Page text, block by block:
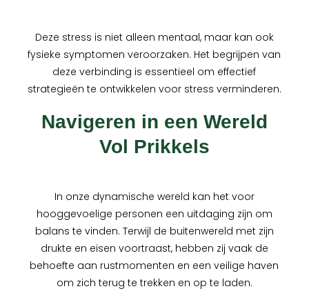
Deze stress is niet alleen mentaal, maar kan ook
fysieke symptomen veroorzaken. Het begrijpen van
deze verbinding is essentieel om effectief
strategieën te ontwikkelen voor stress verminderen.
Navigeren in een Wereld
Vol Prikkels
In onze dynamische wereld kan het voor
hooggevoelige personen een uitdaging zijn om
balans te vinden. Terwijl de buitenwereld met zijn
drukte en eisen voortraast, hebben zij vaak de
behoefte aan rustmomenten en een veilige haven
om zich terug te trekken en op te laden.